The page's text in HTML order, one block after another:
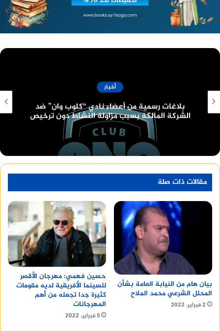
فن
افلام السينما واعلى ايرادات السينما المصرية
مقالات ذات صلة
بيان هام من النيابة العامة بشأن
المحلل الشرعي محمد الملاح
2 فبراير، 2022
حسين فهمي: مهرجان الأقصر
للسينما الأفريقية لديه مقومات
كثيرة جدا تجعله من أهم
المهرجانات
5 فبراير، 2022